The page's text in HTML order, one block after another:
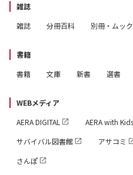
雑誌
雑誌
分冊百科 別冊・ムック
書籍
書籍
文庫 新書 選書
WEBメディア
AERA DIGITAL
AERA with
サバイバル図書館
アサコミ
さんぽ